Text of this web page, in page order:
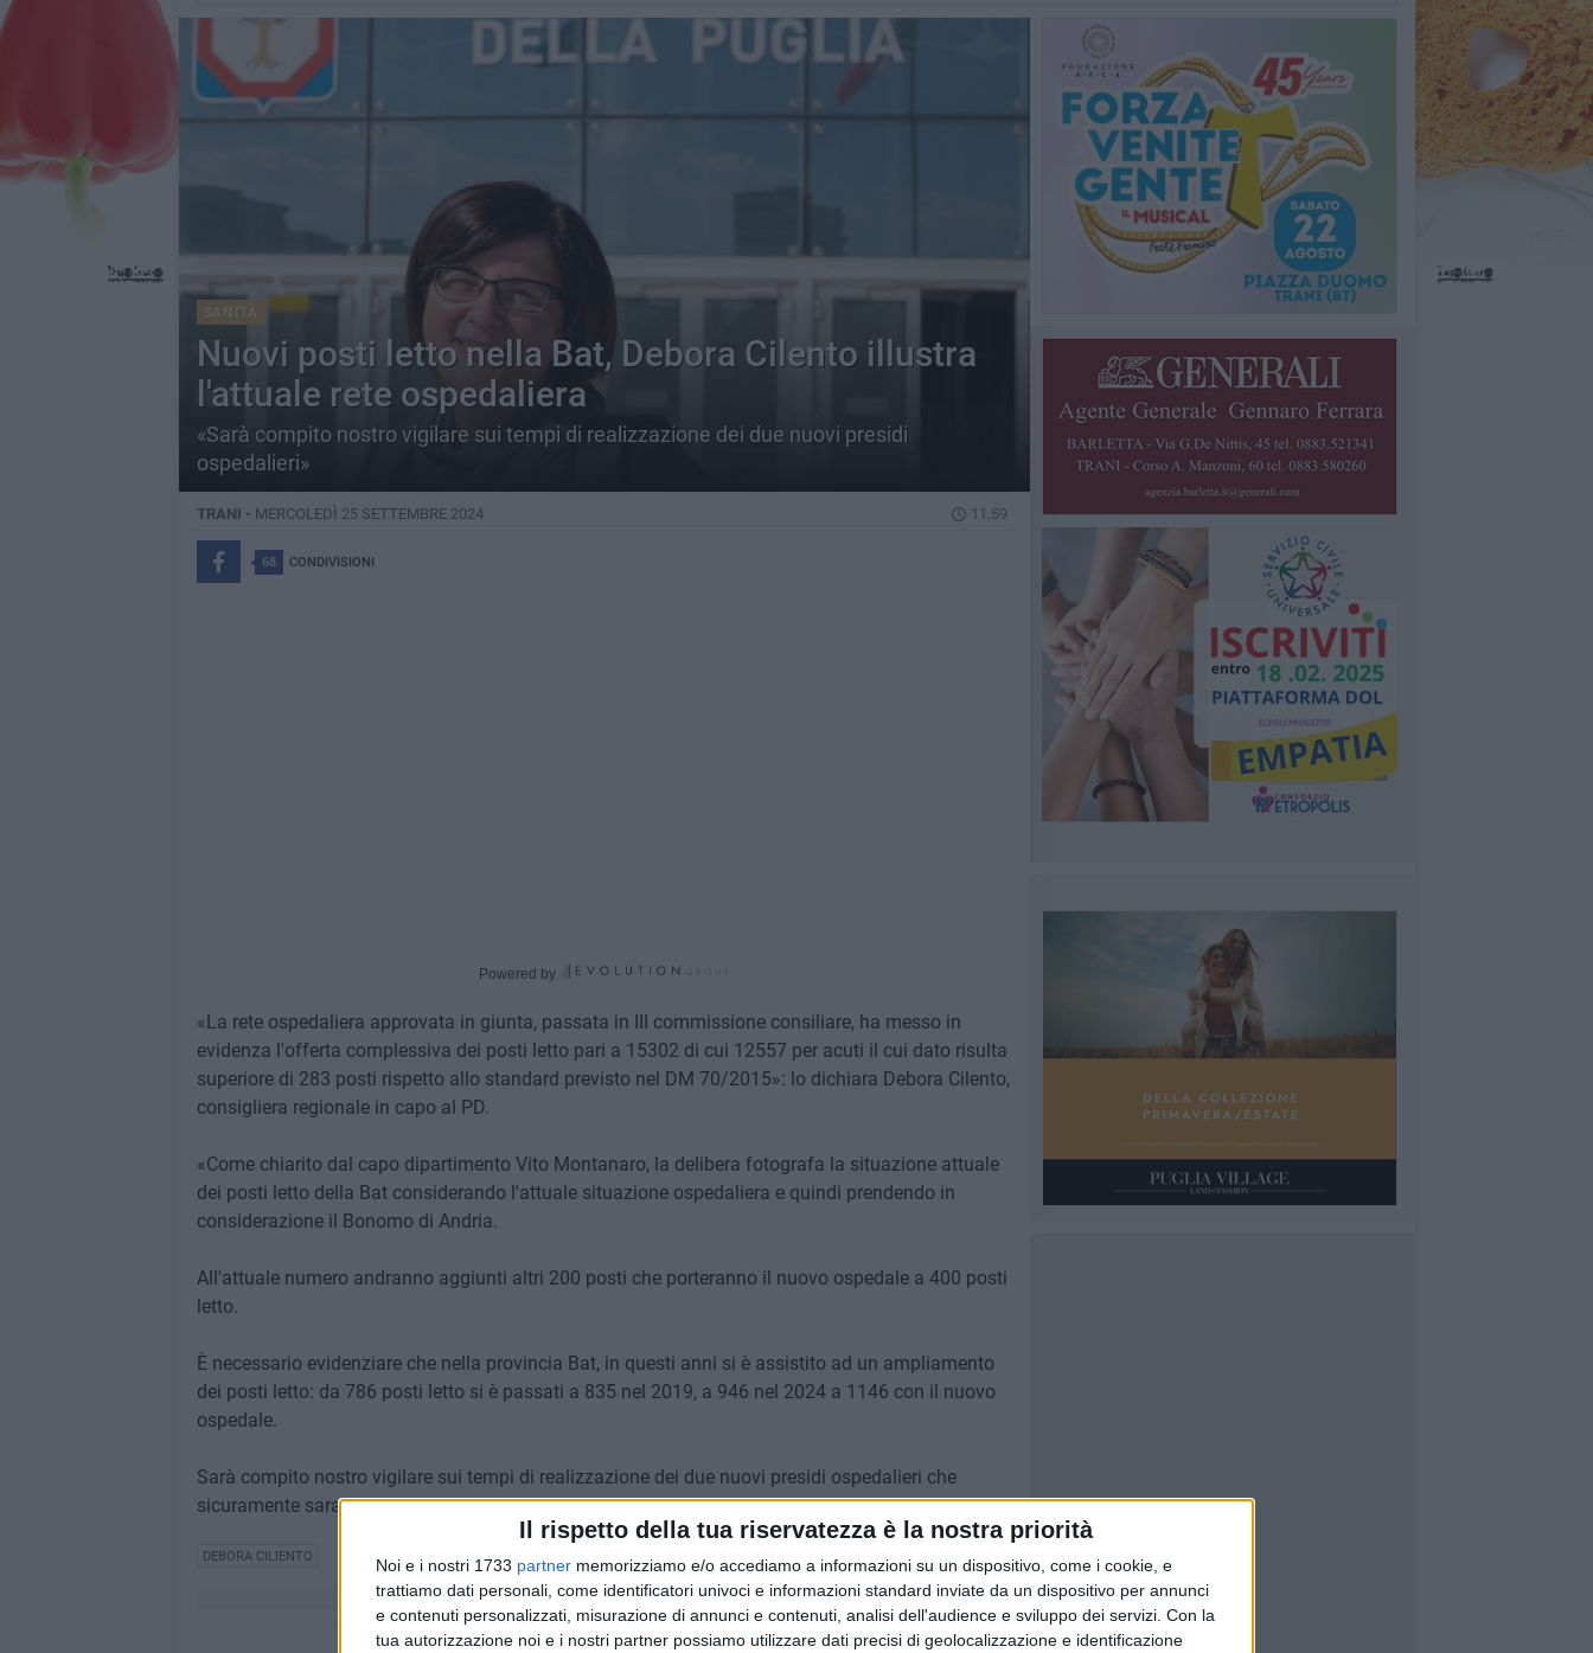
Il rispetto della tua riservatezza è la nostra priorità
Noi e i nostri 1733 partner memorizziamo e/o accediamo a informazioni su un dispositivo, come i cookie, e
trattiamo dati personali, come identificatori univoci e informazioni standard inviate da un dispositivo per annunci
e contenuti personalizzati, misurazione di annunci e contenuti, analisi dell'audience e sviluppo dei servizi. Con la
tua autorizzazione noi e i nostri partner possiamo utilizzare dati precisi di geolocalizzazione e identificazione
SANITÀ
Nuovi posti letto nella Bat, Debora Cilento illustra
l'attuale rete ospedaliera
«Sarà compito nostro vigilare sui tempi di realizzazione dei due nuovi presidi
ospedalieri»
TRANI - MERCOLEDÌ 25 SETTEMBRE 2024 11.59
68 CONDIVISIONI
Powered by
«La rete ospedaliera approvata in giunta, passata in III commissione consiliare, ha messo in
evidenza l'offerta complessiva dei posti letto pari a 15302 di cui 12557 per acuti il cui dato risulta
superiore di 283 posti rispetto allo standard previsto nel DM 70/2015»: lo dichiara Debora Cilento,
consigliera regionale in capo al PD.
«Come chiarito dal capo dipartimento Vito Montanaro, la delibera fotografa la situazione attuale
dei posti letto della Bat considerando l'attuale situazione ospedaliera e quindi prendendo in
considerazione il Bonomo di Andria.
All'attuale numero andranno aggiunti altri 200 posti che porteranno il nuovo ospedale a 400 posti
letto.
È necessario evidenziare che nella provincia Bat, in questi anni si è assistito ad un ampliamento
dei posti letto: da 786 posti letto si è passati a 835 nel 2019, a 946 nel 2024 a 1146 con il nuovo
ospedale.
Sarà compito nostro vigilare sui tempi di realizzazione dei due nuovi presidi ospedalieri che
sicuramente saranno importanti per l'intera provincia».
DEBORA CILIENTO